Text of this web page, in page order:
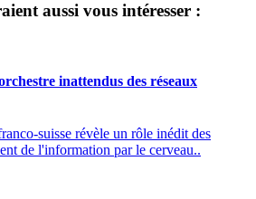
aussi vous intéresser :
inattendus des réseaux
suisse révèle un rôle inédit des
de l'information par le cerveau..